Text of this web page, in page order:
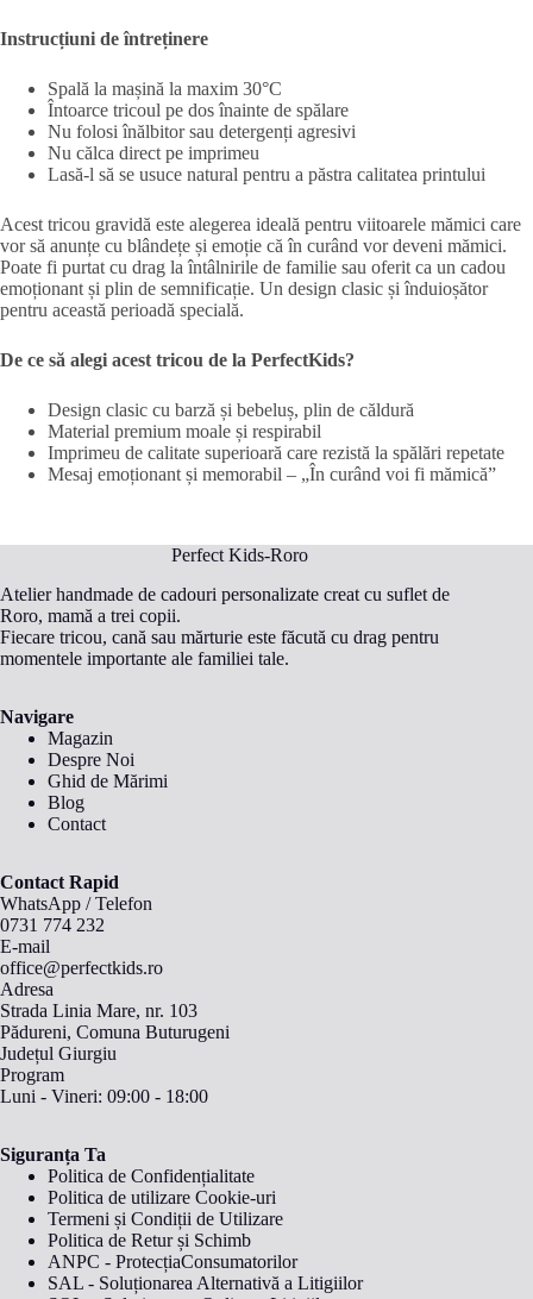
Instrucțiuni de întreținere
Spală la mașină la maxim 30°C
Întoarce tricoul pe dos înainte de spălare
Nu folosi înălbitor sau detergenți agresivi
Nu călca direct pe imprimeu
Lasă-l să se usuce natural pentru a păstra calitatea printului
Acest tricou gravidă este alegerea ideală pentru viitoarele mămici care
vor să anunțe cu blândețe și emoție că în curând vor deveni mămici.
Poate fi purtat cu drag la întâlnirile de familie sau oferit ca un cadou
emoționant și plin de semnificație. Un design clasic și înduioșător
pentru această perioadă specială.
De ce să alegi acest tricou de la PerfectKids?
Design clasic cu barză și bebeluș, plin de căldură
Material premium moale și respirabil
Imprimeu de calitate superioară care rezistă la spălări repetate
Mesaj emoționant și memorabil – „În curând voi fi mămică”
Perfect Kids-Roro
Atelier handmade de cadouri personalizate creat cu suflet de
Roro, mamă a trei copii.
Fiecare tricou, cană sau mărturie este făcută cu drag pentru
momentele importante ale familiei tale.
Navigare
Magazin
Despre Noi
Ghid de Mărimi
Blog
Contact
Contact Rapid
WhatsApp /Telefon
0731 774 232
E-mail
office@perfectkids.ro
Adresa
Strada Linia Mare, nr. 103
Pădureni, Comuna Buturugeni
Județul Giurgiu
Program
Luni - Vineri: 09:00 - 18:00
Siguranța Ta
Politica de Confidențialitate
Politica de utilizare Cookie-uri
Termeni și Condiții de Utilizare
Politica de Retur și Schimb
ANPC - ProtecțiaConsumatorilor
SAL - Soluționarea Alternativă a Litigiilor